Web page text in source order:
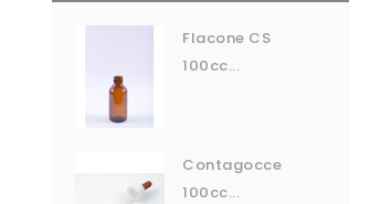
Flacone CS
100cc...
Contagocce
100cc...